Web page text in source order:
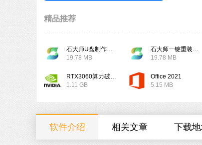
精品推荐
19.78 MB
19.78 MB
1.11 GB
Office 2021
5.15 MB
软件介绍 相关文章 下载